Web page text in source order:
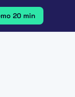
20 min